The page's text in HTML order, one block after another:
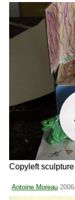
Copyleft
Antoine Moreau